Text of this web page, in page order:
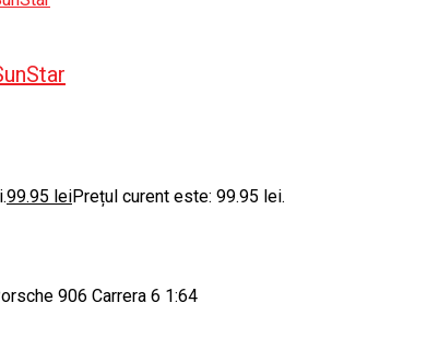
99.95 leiPrețul curent este: 99.95 lei.
906 Carrera 6 1:64